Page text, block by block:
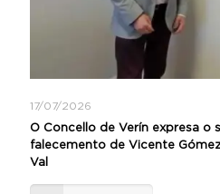
17/07/2026
O Concello de Verín expresa o
falecemento de Vicente
Val